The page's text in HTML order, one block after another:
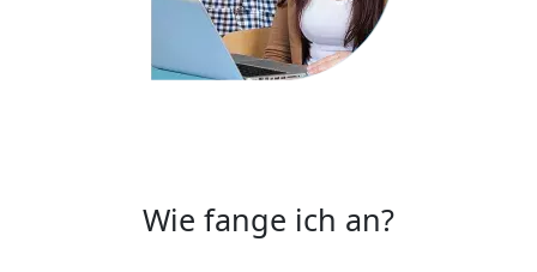
Wie fange ich an?